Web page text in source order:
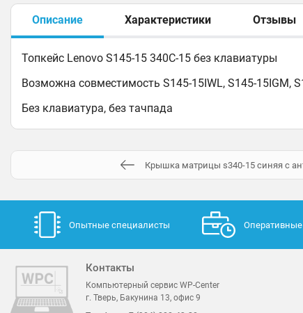
Описание Характеристики Отзывы
Топкейс Lenovo S145-15 340C-15 без клавиатуры
Возможна совместимость S145-15IWL, S145-15IGM,
Без клавиатура, без тачпада
Крышка матрицы s340-15 синяя с
Опытные специалисты
Контакты
Компьютерный сервис WP-Center
г. Тверь, Бакунина 13, офис 9